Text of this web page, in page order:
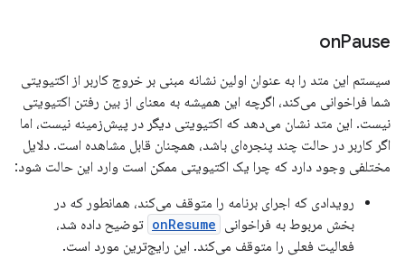
onPause
سیستم این متد را به عنوان اولین نشانه مبنی بر خروج کاربر از اکتیویتی
شما فراخوانی می‌کند، اگرچه این همیشه به معنای از بین رفتن اکتیویتی
نیست. این متد نشان می‌دهد که اکتیویتی دیگر در پیش‌زمینه نیست، اما
اگر کاربر در حالت چند پنجره‌ای باشد، همچنان قابل مشاهده است. دلایل
مختلفی وجود دارد که چرا یک اکتیویتی ممکن است وارد این حالت شود:
رویدادی که اجرای برنامه را متوقف می‌کند، همانطور که در
بخش مربوط به فراخوانی onResume توضیح داده شد،
فعالیت فعلی را متوقف می‌کند. این رایج‌ترین مورد است.